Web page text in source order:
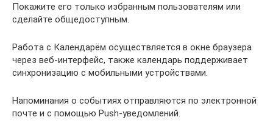
Покажите его только избранным пользователям или
сделайте общедоступным.
Работа с Календарём осуществляется в окне браузера
через веб-интерфейс, также календарь поддерживает
синхронизацию с мобильными устройствами.
Напоминания о событиях отправляются по электронной
почте и с помощью Push-уведомлений.